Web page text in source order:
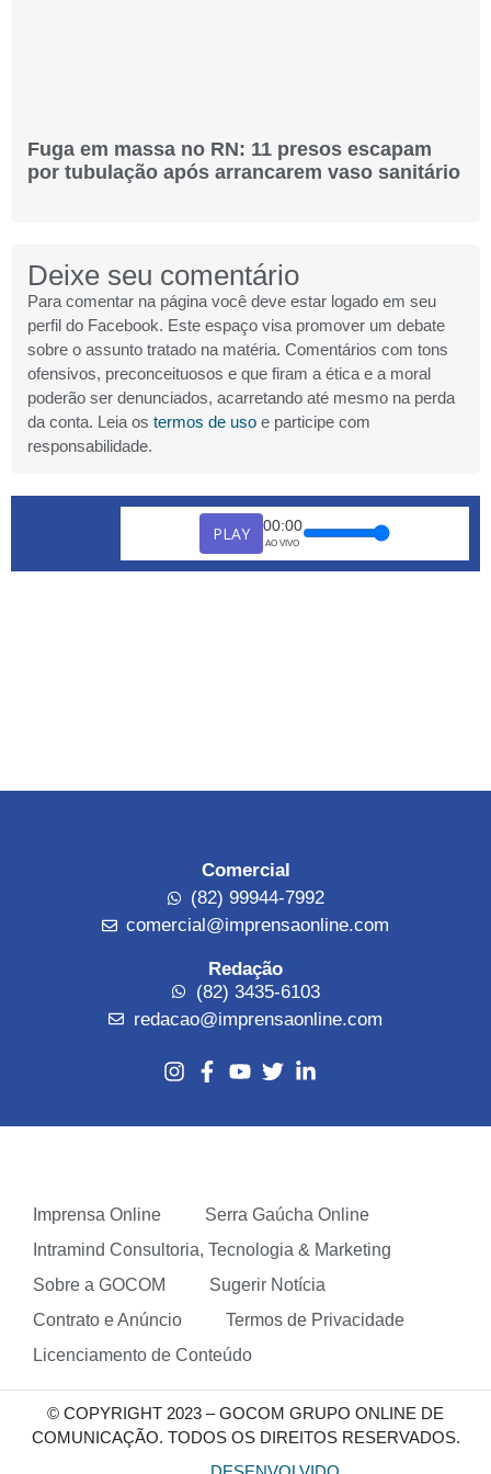
Fuga em massa no RN: 11 presos escapam
por tubulação após arrancarem vaso sanitário
Deixe seu comentário
Para comentar na página você deve estar logado em seu
perfil do Facebook. Este espaço visa promover um debate
sobre o assunto tratado na matéria. Comentários com tons
ofensivos, preconceituosos e que firam a ética e a moral
poderão ser denunciados, acarretando até mesmo na perda
da conta. Leia os termos de uso e participe com
responsabilidade.
PLAY 00:00
AO VIVO
Comercial
(82) 99944-7992
comercial@imprensaonline.com
Redação
(82) 3435-6103
redacao@imprensaonline.com
Imprensa Online
Serra Gaúcha Online
Intramind Consultoria, Tecnologia & Marketing
Sobre a GOCOM
Sugerir Notícia
Contrato e Anúncio
Termos de Privacidade
Licenciamento de Conteúdo
© COPYRIGHT 2023 – GOCOM GRUPO ONLINE DE
COMUNICAÇÃO. TODOS OS DIREITOS RESERVADOS.